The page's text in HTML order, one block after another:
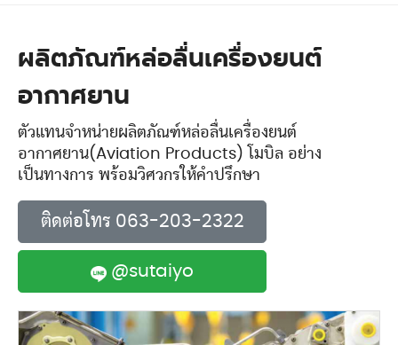
ผลิตภัณฑ์หล่อลื่นเครื่องยนต์
อากาศยาน
ตัวแทนจำหน่ายผลิตภัณฑ์หล่อลื่นเครื่องยนต์
อากาศยาน(Aviation Products) โมบิล อย่าง
เป็นทางการ พร้อมวิศวกรให้คำปรึกษา
ติดต่อโทร 063-203-2322
@sutaiyo